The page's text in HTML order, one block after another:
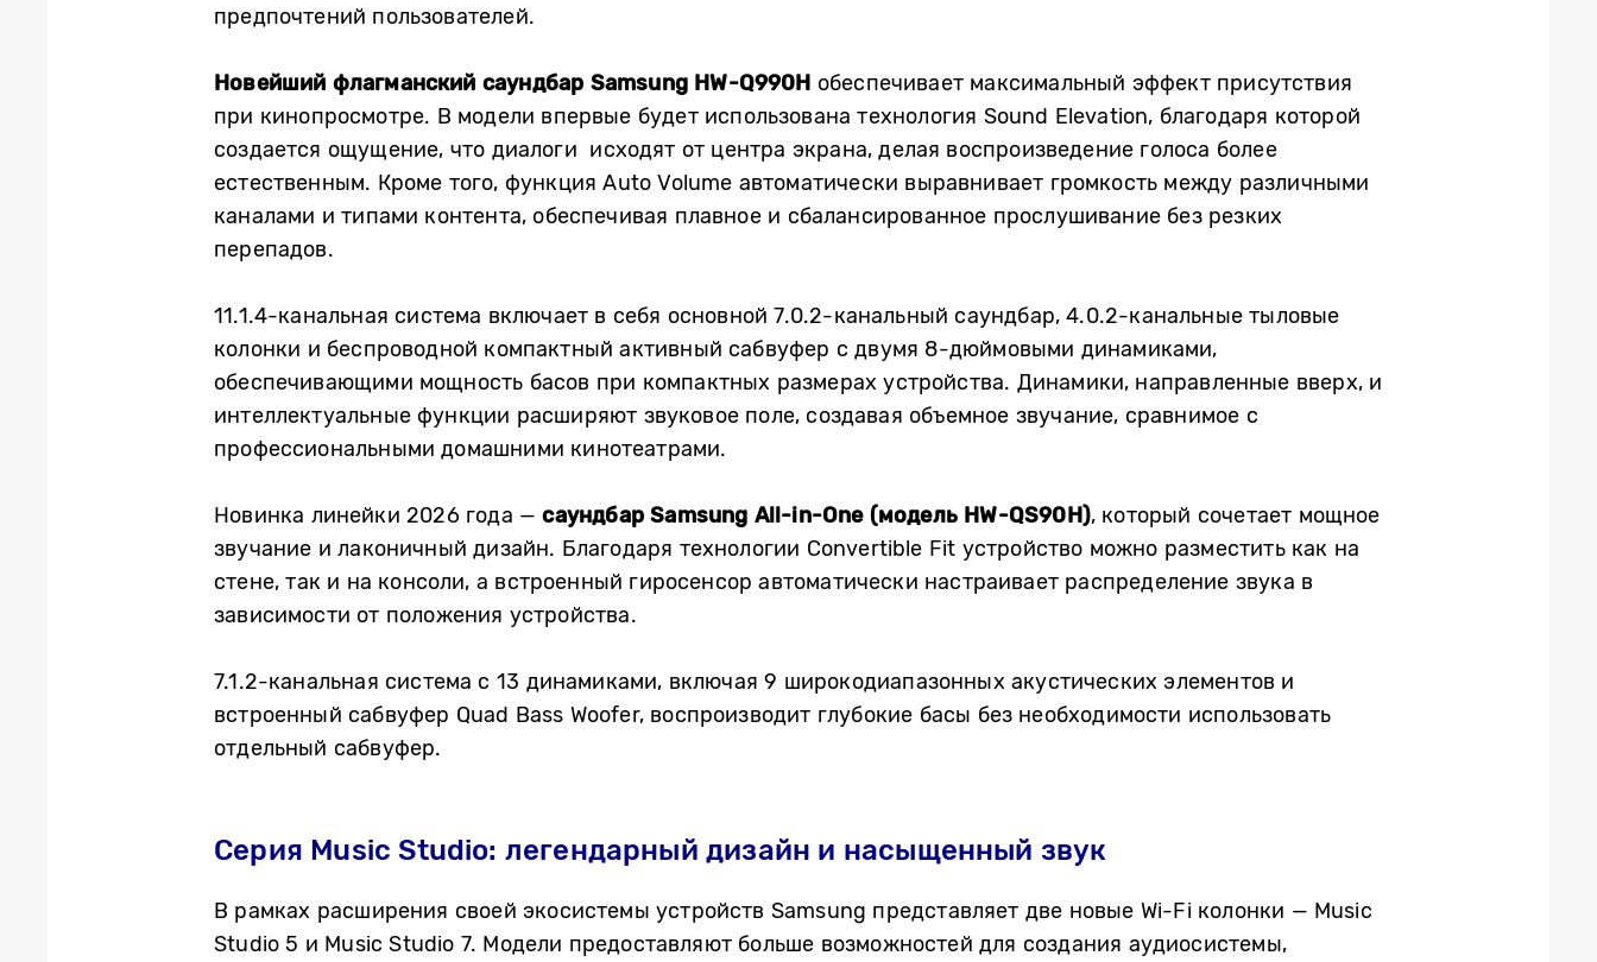
предпочтений пользователей.
Новейший флагманский саундбар Samsung HW-Q990H обеспечивает максимальный эффект присутствия
при кинопросмотре. В модели впервые будет использована технология Sound Elevation, благодаря которой
создается ощущение, что диалоги исходят от центра экрана, делая воспроизведение голоса более
естественным. Кроме того, функция Auto Volume автоматически выравнивает громкость между различными
каналами и типами контента, обеспечивая плавное и сбалансированное прослушивание без резких
перепадов.
11.1.4-канальная система включает в себя основной 7.0.2-канальный саундбар, 4.0.2-канальные тыловые
колонки и беспроводной компактный активный сабвуфер с двумя 8-дюймовыми динамиками,
обеспечивающими мощность басов при компактных размерах устройства. Динамики, направленные вверх, и
интеллектуальные функции расширяют звуковое поле, создавая объемное звучание, сравнимое с
профессиональными домашними кинотеатрами.
Новинка линейки 2026 года —саундбар Samsung All-in-One (модель HW-QS90H), который сочетает мощное
звучание и лаконичный дизайн. Благодаря технологии Convertible Fit устройство можно разместить как на
стене, так и на консоли, а встроенный гиросенсор автоматически настраивает распределение звука в
зависимости от положения устройства.
7.1.2-канальная система с 13 динамиками, включая 9 широкодиапазонных акустических элементов и
встроенный сабвуфер Quad Bass Woofer, воспроизводит глубокие басы без необходимости использовать
отдельный сабвуфер.
Серия Music Studio: легендарный дизайн и насыщенный звук
В рамках расширения своей экосистемы устройств Samsung представляет две новые Wi-Fi колонки — Music
Studio 5 и Music Studio 7. Модели предоставляют больше возможностей для создания аудиосистемы,